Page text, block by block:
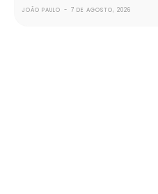
JOÃO PAULO - 7 DE AGOSTO, 2026